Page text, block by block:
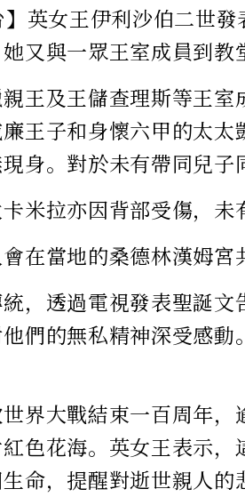
】英女王伊利沙伯二世
又與一眾王室成員到教
王及王儲查理斯等王
王子和身懷六甲的太
身。對於未有帶同兒子
米拉亦因背部受傷，未
在當地的桑德林漢姆宮
，透過電視發表聖誕
們的無私精神深受感
界大戰結束一百周年
色花海。英女王表示
命，提醒對逝世親人